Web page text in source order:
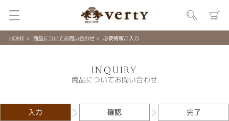
HOME 商品についてお問い合わせ 必要情報ご入力
INQUIRY
商品についてお問い合わせ
入力 確認 完了